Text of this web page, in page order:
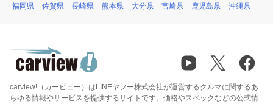
福岡県
佐賀県 長崎県 熊本県 大分県 宮崎県 鹿児島県 沖縄県
carview!（カービュー）はLINEヤフー株式会社が運営するクルマに関するあ
らゆる情報やサービスを提供するサイトです。価格やスペックなどの公式情